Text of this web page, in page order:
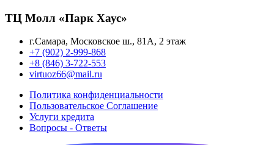
ТЦ Молл «Парк Хаус»
г.Самара, Московское ш., 81А, 2 этаж
+7 (902) 2-999-868
+8 (846) 3-722-553
virtuoz66@mail.ru
Политика конфиденциальности
Пользовательское Cоглашение
Услуги кредита
Вопросы - Ответы